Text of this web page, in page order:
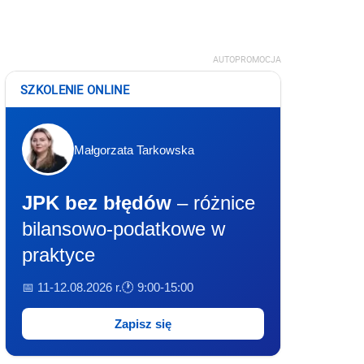
AUTOPROMOCJA
SZKOLENIE ONLINE
Małgorzata Tarkowska
JPK bez błędów – różnice
bilansowo-podatkowe w
praktyce
📅 11-12.08.2026 r.🕐 9:00-15:00
Zapisz się